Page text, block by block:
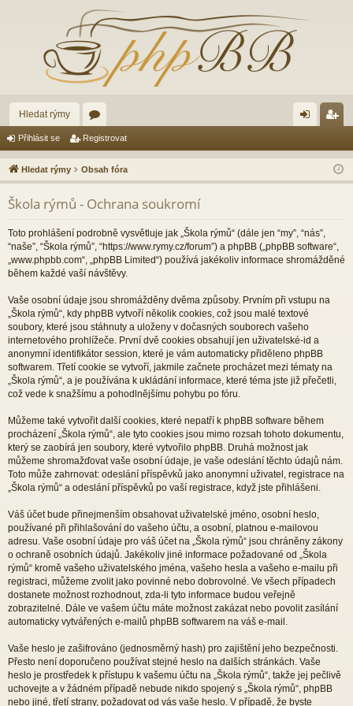
Hledat rýmy
ór
a lá
sit
ist
ro
Přihlásit se Registrovat
Hledat rýmy Obsah fóra
Škola rýmů - Ochrana soukromí
Toto prohlášení podrobně vysvětluje jak „Škola rýmů“ (dále jen “my”, “nás”,
“naše”, “Škola rýmů”, “https://www.rymy.cz/forum”) a phpBB („phpBB software“,
„www.phpbb.com“, „phpBB Limited“) používá jakékoliv informace shromážděné
během každé vaší návštěvy.
Vaše osobní údaje jsou shromážděny dvěma způsoby. Prvním při vstupu na
„Škola rýmů“, kdy phpBB vytvoří několik cookies, což jsou malé textové
soubory, které jsou stáhnuty a uloženy v dočasných souborech vašeho
internetového prohlížeče. První dvě cookies obsahují jen uživatelské-id a
anonymní identifikátor session, které je vám automaticky přiděleno phpBB
softwarem. Třetí cookie se vytvoří, jakmile začnete procházet mezi tématy na
„Škola rýmů“, a je používána k ukládání informace, které téma jste již přečetli,
což vede k snažšímu a pohodlnějšímu pohybu po fóru.
Můžeme také vytvořit další cookies, které nepatří k phpBB software během
procházení „Škola rýmů“, ale tyto cookies jsou mimo rozsah tohoto dokumentu,
který se zaobírá jen soubory, které vytvořilo phpBB. Druhá možnost jak
můžeme shromažďovat vaše osobní údaje, je vaše odeslání těchto údajů nám.
Toto může zahrnovat: odeslání příspěvků jako anonymní uživatel, registrace na
„Škola rýmů“ a odeslání příspěvků po vaší registrace, když jste přihlášeni.
Váš účet bude přinejmenším obsahovat uživatelské jméno, osobní heslo,
používané při přihlašování do vašeho účtu, a osobní, platnou e-mailovou
adresu. Vaše osobní údaje pro váš účet na „Škola rýmů“ jsou chráněny zákony
o ochraně osobních údajů. Jakékoliv jiné informace požadované od „Škola
rýmů“ kromě vašeho uživatelského jména, vašeho hesla a vašeho e-mailu při
registraci, můžeme zvolit jako povinné nebo dobrovolné. Ve všech případech
dostanete možnost rozhodnout, zda-li tyto informace budou veřejně
zobrazitelné. Dále ve vašem účtu máte možnost zakázat nebo povolit zasílání
automaticky vytvářených e-mailů phpBB softwarem na váš e-mail.
Vaše heslo je zašifrováno (jednosměrný hash) pro zajištění jeho bezpečnosti.
Přesto není doporučeno používat stejné heslo na dalších stránkách. Vaše
heslo je prostředek k přístupu k vašemu účtu na „Škola rýmů“, takže jej pečlivě
uchovejte a v žádném případě nebude nikdo spojený s „Škola rýmů“, phpBB
nebo jiné, třetí strany, požadovat od vás vaše heslo. V případě, že byste